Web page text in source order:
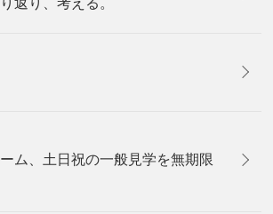
ム、土日祝の一般見学を無期限